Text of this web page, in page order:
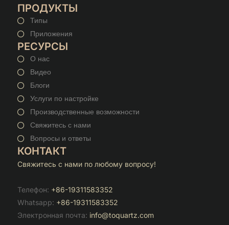
ПРОДУКТЫ
Типы
Приложения
РЕСУРСЫ
О нас
Видео
Блоги
Услуги по настройке
Производственные возможности
Свяжитесь с нами
Вопросы и ответы
КОНТАКТ
Свяжитесь с нами по любому вопросу!
Телефон: +86-19311583352
Whatsapp: +86-19311583352
Электронная почта: info@toquartz.com